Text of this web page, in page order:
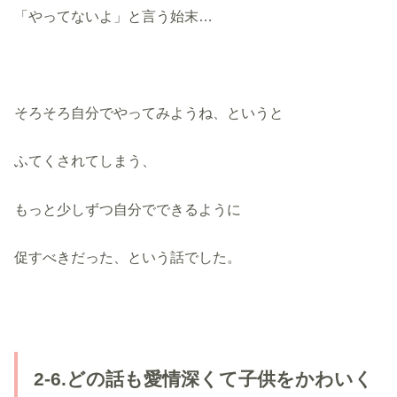
「やってないよ」と言う始末…
そろそろ自分でやってみようね、というと
ふてくされてしまう、
もっと少しずつ自分でできるように
促すべきだった、という話でした。
2-6.どの話も愛情深くて子供をかわいく